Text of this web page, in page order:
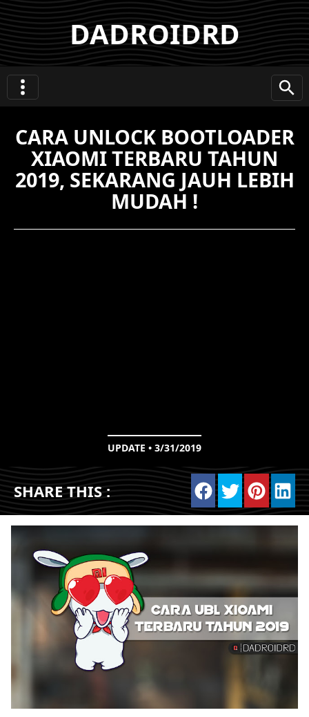
DADROIDRD
CARA UNLOCK BOOTLOADER
XIAOMI TERBARU TAHUN
2019, SEKARANG JAUH LEBIH
MUDAH !
UPDATE • 3/31/2019
SHARE THIS :